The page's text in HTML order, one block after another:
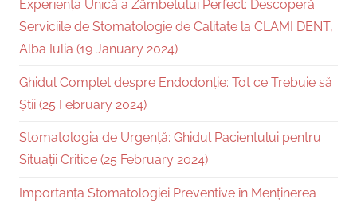
Experiența Unică a Zâmbetului Perfect: Descoperă
Serviciile de Stomatologie de Calitate la CLAMI DENT,
Alba Iulia (19 January 2024)
Ghidul Complet despre Endodonție: Tot ce Trebuie să
Știi (25 February 2024)
Stomatologia de Urgență: Ghidul Pacientului pentru
Situații Critice (25 February 2024)
Importanța Stomatologiei Preventive în Menținerea